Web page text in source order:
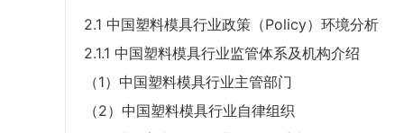
2.1 中国塑料模具行业政策（Policy）环境分析
2.1.1 中国塑料模具行业监管体系及机构介绍
（1）中国塑料模具行业主管部门
（2）中国塑料模具行业自律组织